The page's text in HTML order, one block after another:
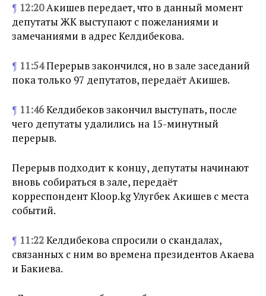
¶ 12:20Акишев передает, что в данный момент
депутаты ЖК выступают с пожеланиями и
замечаниями в адрес Келдибекова.
¶ 11:54Перерыв закончился, но в зале заседаний
пока только 97 депутатов, передаёт Акишев.
¶ 11:46Келдибеков закончил выступать, после
чего депутаты удалились на 15-минутный
перерыв.
Перерыв подходит к концу, депутаты начинают
вновь собираться в зале, передаёт
корреспондент Kloop.kg Улугбек Акишев с места
событий.
¶ 11:22Келдибекова спросили о скандалах,
связанных с ним во времена президентов Акаева
и Бакиева.